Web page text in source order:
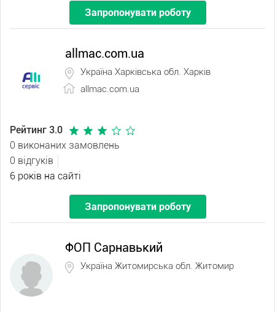
Запропонувати роботу
allmac.com.ua
Україна Харківська обл. Харків
allmac.com.ua
Рейтинг 3.0
0 виконаних замовлень
0 відгуків
6 років на сайті
Запропонувати роботу
ФОП Сарнавький
Україна Житомирська обл. Житомир